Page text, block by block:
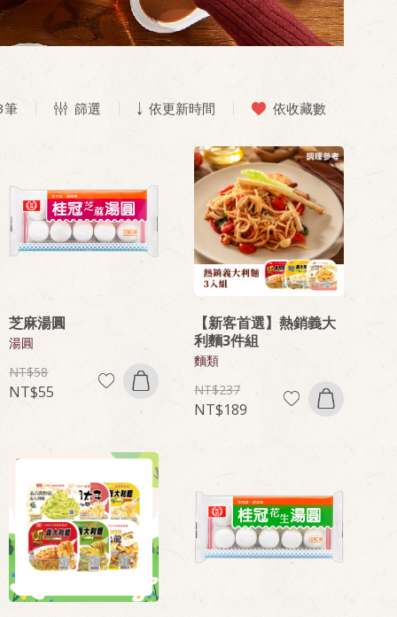
筆 篩選 依更新時間 依收藏數
芝麻湯圓
湯圓
58
55
【新客首選】熱銷義大
利麵3件組
麵類
237
189